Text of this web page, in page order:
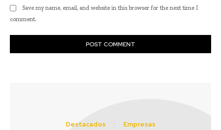
Save my name, email, and website in this browser for the next time I
comment.